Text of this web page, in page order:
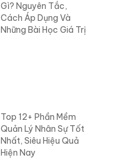
Gì? Nguyên Tắc,
Cách Áp Dụng Và
Những Bài Học Giá Trị
Top 12+ Phần Mềm
Quản Lý Nhân Sự Tốt
Nhất, Siêu Hiệu Quả
Hiện Nay